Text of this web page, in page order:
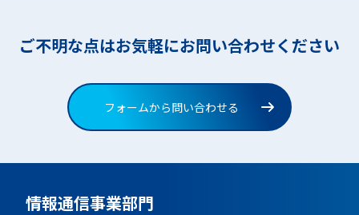
ョ
ご不明な点はお気軽にお問い合わせください
フォームから問い合わせる
情報通信事業部門